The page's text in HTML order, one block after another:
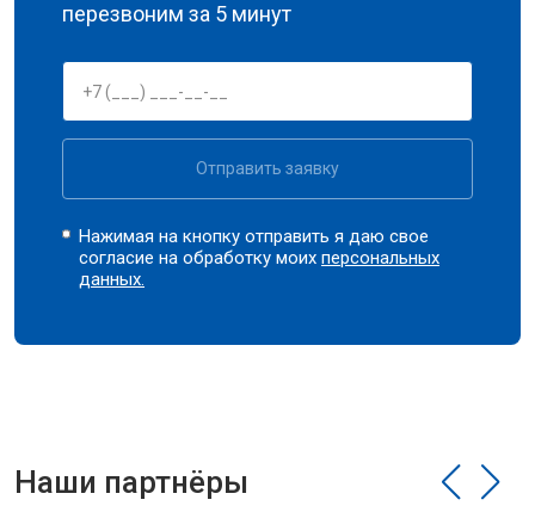
перезвоним за 5 минут
Отправить заявку
Нажимая на кнопку отправить я даю свое
согласие на обработку моихперсональных
данных.
Наши партнёры